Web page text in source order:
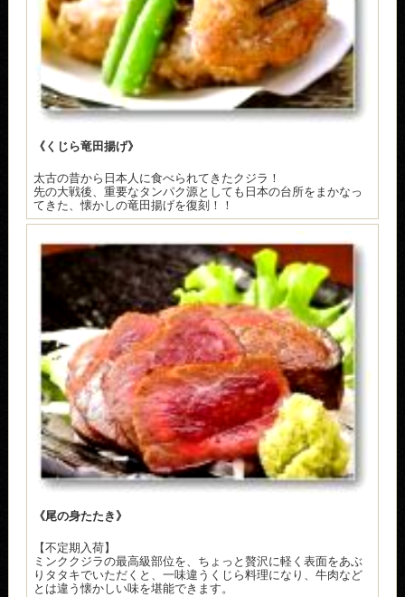
《くじら竜田揚げ》
太古の昔から日本人に食べられてきたクジラ！
先の大戦後、重要なタンパク源としても日本の台所をまかなっ
てきた、懐かしの竜田揚げを復刻！！
《尾の身たたき》
【不定期入荷】
ミンククジラの最高級部位を、ちょっと贅沢に軽く表面をあぶ
りタタキでいただくと、一味違うくじら料理になり、牛肉など
とは違う懐かしい味を堪能できます。